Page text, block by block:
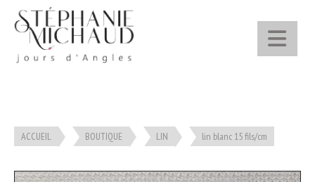
ACCUEIL BOUTIQUE LIN lin blanc 15 fils/cm
Panneau de gestion des cookies